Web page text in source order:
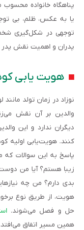
پناهگاه خانواده
یا به عکس، ظلم، بی
توجهی در شکل‌گیری
پدران و اهمیت نقش پدر
هویت یابی
نوزاد در زمان تولد
والدین بر آن نقش
دیگران ندارد و این
کنند. هویت‌یابی اولیه
پاسخ به این سوالات
زیبا هستم؟ آیا من
بدی دارم؟ من چه
هویت، از طریق نوع
حل و فصل می‌شوند.
همین مسیر اتفاق می‌افتد.